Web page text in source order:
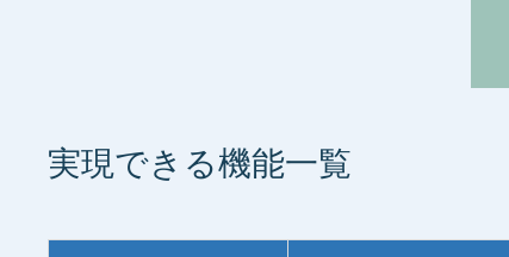
実現できる機能一覧